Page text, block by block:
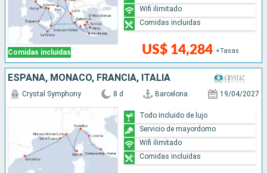
Comidas incluidas US$ 14,284 +Tasas
Wifi ilimitado
Comidas incluidas
ESPAÑA, MONACO, FRANCIA, ITALIA
Crystal Symphony 8 d Barcelona 19/04/2027
Todo incluido de lujo
Servicio de mayordomo
Wifi ilimitado
Comidas incluidas